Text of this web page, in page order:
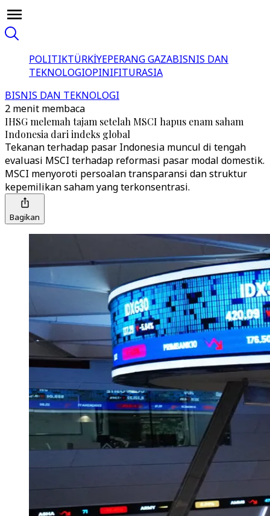
POLITIKTÜRKİYEPERANG GAZABISNIS DAN
TEKNOLOGIOPINIFITURASIA
BISNIS DAN TEKNOLOGI
2 menit membaca
IHSG melemah tajam setelah MSCI hapus enam saham
Indonesia dari indeks global
Tekanan terhadap pasar Indonesia muncul di tengah
evaluasi MSCI terhadap reformasi pasar modal domestik.
MSCI menyoroti persoalan transparansi dan struktur
kepemilikan saham yang terkonsentrasi.
Bagikan